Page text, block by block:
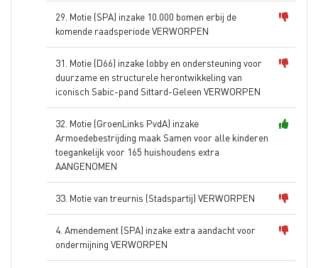
29. Motie (SPA) inzake 10.000 bomen erbij de
komende raadsperiode VERWORPEN
31. Motie (D66) inzake lobby en ondersteuning voor
duurzame en structurele herontwikkeling van
iconisch Sabic-pand Sittard-Geleen VERWORPEN
32. Motie (GroenLinks PvdA) inzake
Armoedebestrijding maak Samen voor alle kinderen
toegankelijk voor 165 huishoudens extra
AANGENOMEN
33. Motie van treurnis (Stadspartij) VERWORPEN
4. Amendement (SPA) inzake extra aandacht voor
ondermijning VERWORPEN